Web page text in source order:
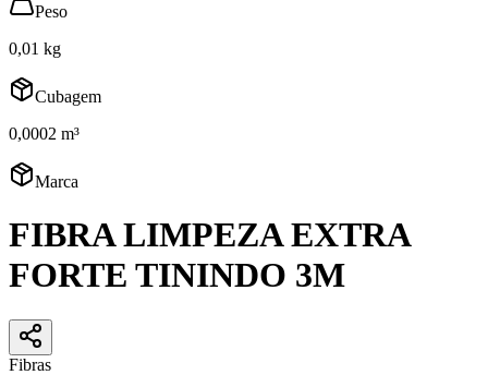
Peso
0,01 kg
Cubagem
0,0002 m³
Marca
FIBRA LIMPEZA EXTRA
FORTE TININDO 3M
Fibras